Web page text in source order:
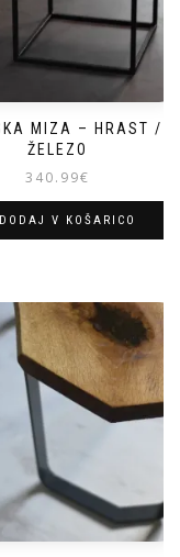
MIZA – HRAST /
ŽELEZO
340.99€
DODAJ V KOŠARICO